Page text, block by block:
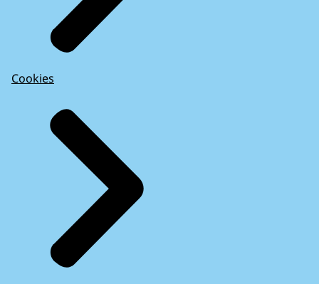
Cookies